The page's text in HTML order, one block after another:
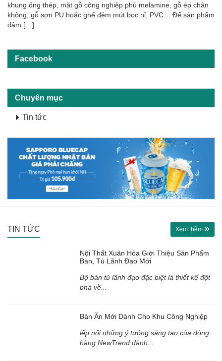
khung ống thép, mặt gỗ công nghiệp phủ melamine, gỗ ép chân
không, gỗ sơn PU hoặc ghế đệm mút bọc nỉ, PVC… Để sản phẩm
đảm […]
Facebook
Chuyên mục
Tin tức
TIN TỨC Xem thêm
Nội Thất Xuân Hòa Giới Thiệu Sản Phẩm
Bàn, Tủ Lãnh Đạo Mới
Bộ bàn tủ lãnh đạo đặc biệt là thiết kế đột
phá về...
Bàn Ăn Mới Dành Cho Khu Công Nghiệp
iếp nối những ý tưởng sáng tạo của dòng
hàng NewTrend dành...